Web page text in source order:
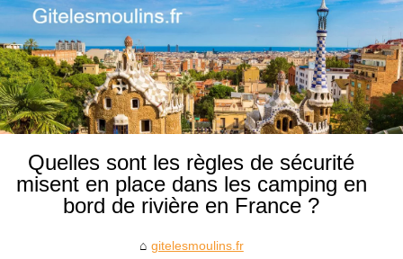
Quelles sont les règles de sécurité
misent en place dans les camping en
bord de rivière en France ?
gitelesmoulins.fr